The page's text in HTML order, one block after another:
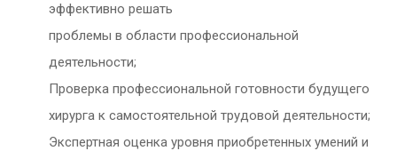
эффективно решать
проблемы в области профессиональной
деятельности;
Проверка профессиональной готовности будущего
хирурга к самостоятельной трудовой деятельности;
Экспертная оценка уровня приобретенных умений и